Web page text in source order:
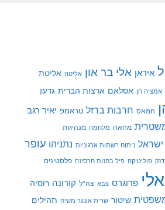
איראן אלי בר און אליטה אליטת
אמציה חן אסלאם ארצות הברית גדעון
חמאס חרבות ברזל טראמפ יאיר רגב
מחאה מלחמה מנהיגות
ניתוח רשתות ארגוניות נתניהו עופר
פוליטיקה פיל בחנות חרסינה פלסטינים
פרוגרס צבא צה"ל קורונה רוסיה
שיטור שרית אונגר משיח תהילים